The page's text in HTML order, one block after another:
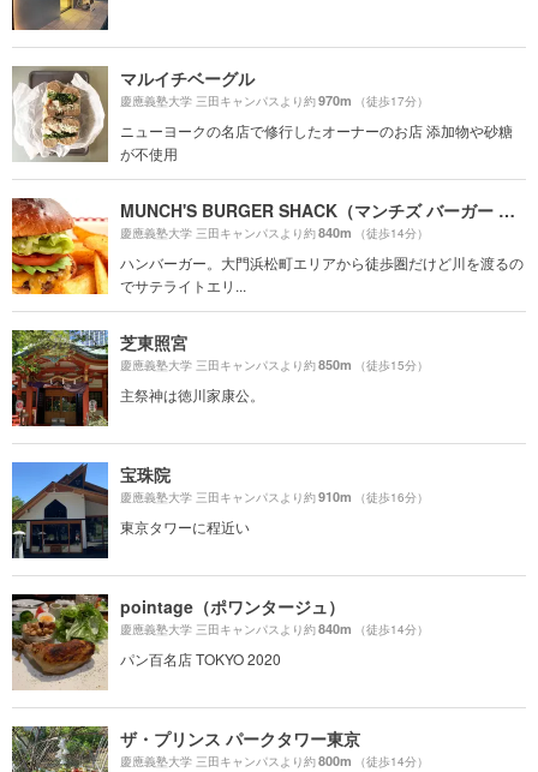
マルイチベーグル
慶應義塾大学 三田キャンパスより約970m （徒歩17分）
ニューヨークの名店で修行したオーナーのお店 添加物や砂糖
が不使用
MUNCH'S BURGER SHACK（マンチズ バーガー シャック）
慶應義塾大学 三田キャンパスより約840m （徒歩14分）
ハンバーガー。大門浜松町エリアから徒歩圏だけど川を渡るの
でサテライトエリ...
芝東照宮
慶應義塾大学 三田キャンパスより約850m （徒歩15分）
主祭神は徳川家康公。
宝珠院
慶應義塾大学 三田キャンパスより約910m （徒歩16分）
東京タワーに程近い
pointage（ポワンタージュ）
慶應義塾大学 三田キャンパスより約840m （徒歩14分）
パン百名店 TOKYO 2020
ザ・プリンス パークタワー東京
慶應義塾大学 三田キャンパスより約800m （徒歩14分）